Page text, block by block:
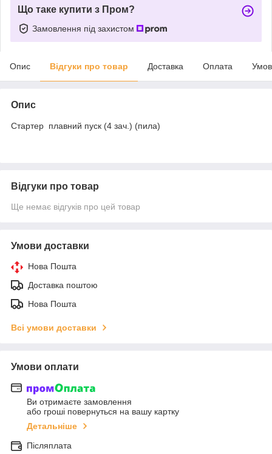
Що таке купити з Пром?
Замовлення під захистом
Опис Відгуки про товар Доставка Оплата
Опис
Стартер плавний пуск (4 зач.) (пила)
Відгуки про товар
Ще немає відгуків про цей товар
Умови доставки
Нова Пошта
Доставка поштою
Нова Пошта
Всі умови доставки
Умови оплати
Ви отримаєте замовлення
або гроші повернуться на вашу картку
Детальніше
Післяплата